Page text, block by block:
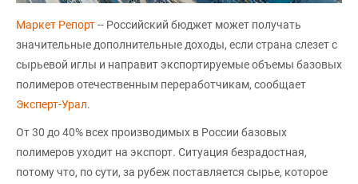
Маркет Репорт-- Российский бюджет может получать
значительные дополнительные доходы, если страна слезет с
сырьевой иглы и направит экспортируемые объемы базовых
полимеров отечественным переработчикам, сообщает
Эксперт-Урал.
От 30 до 40% всех производимых в России базовых
полимеров уходит на экспорт. Ситуация безрадостная,
потому что, по сути, за рубеж поставляется сырье, которое